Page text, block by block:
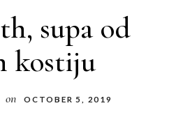
supa od
kostiju
on OCTOBER 5, 2019